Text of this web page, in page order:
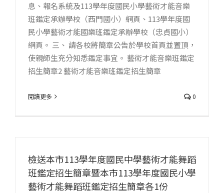
息、報名系統及113學年度國民小學藝術才能音樂
班鑑定承辦學校（西門國小）網頁、113學年度國
民小學藝術才能國樂班鑑定承辦學校（忠貞國小）
網頁。 三、 請各校將簡章公告於學校首頁並置頂，
使親師生充分知悉鑑定事宜。 藝術才能音樂班鑑定
招生簡章2 藝術才能音樂班鑑定招生簡章
閱讀更多 0
檢送本市113學年度國民中學藝術才能舞蹈
班鑑定招生簡章暨本市113學年度國民小學
藝術才能舞蹈班鑑定招生簡章各1份